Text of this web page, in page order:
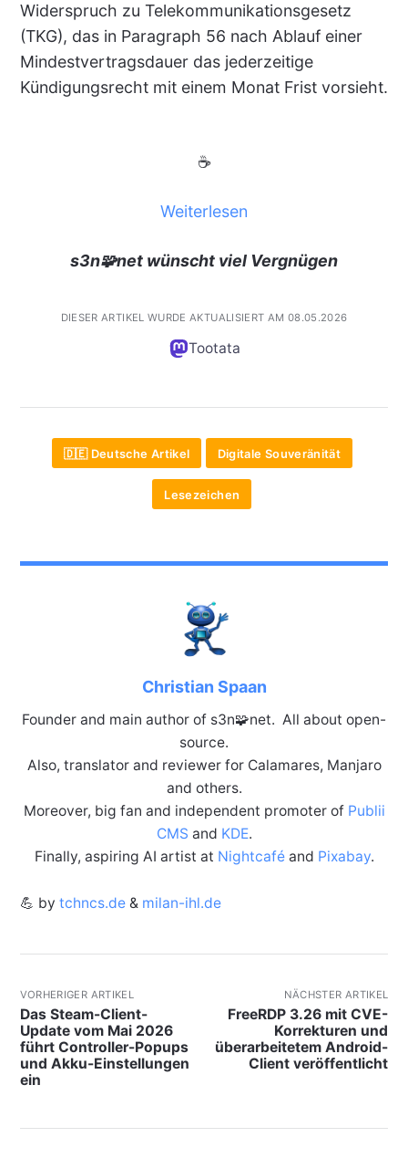
Widerspruch zu Telekommunikationsgesetz
(TKG), das in Paragraph 56 nach Ablauf einer
Mindestvertragsdauer das jederzeitige
Kündigungsrecht mit einem Monat Frist vorsieht.
☕
Weiterlesen
s3n🧩net wünscht viel Vergnügen
DIESER ARTIKEL WURDE AKTUALISIERT AM 08.05.2026
Tootata
🇩🇪 Deutsche Artikel Digitale Souveränität
Lesezeichen
Christian Spaan
Founder and main author of s3n🧩net. All about open-
source.
Also, translator and reviewer for Calamares, Manjaro
and others.
Moreover, big fan and independent promoter of Publii
CMS and KDE.
Finally, aspiring AI artist at Nightcaféand Pixabay.
💪 by tchncs.de& milan-ihl.de
VORHERIGER ARTIKEL
Das Steam-Client-
Update vom Mai 2026
führt Controller-Popups
und Akku-Einstellungen
ein
NÄCHSTER ARTIKEL
FreeRDP 3.26 mit CVE-
Korrekturen und
überarbeitetem Android-
Client veröffentlicht